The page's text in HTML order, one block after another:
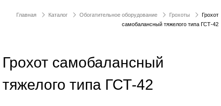
Главная Каталог Обогатительное оборудование Грохоты
Грохот
самобалансный тяжелого типа ГСТ-42
Грохот самобалансный
тяжелого типа ГСТ-42